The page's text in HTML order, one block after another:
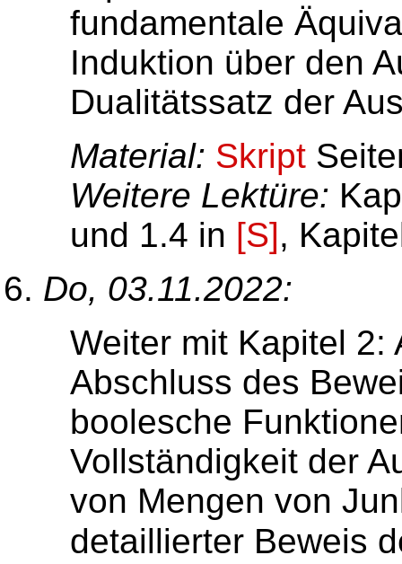
fundamentale
Induktion über den
Dualitätssatz der
Material: Skript
Weitere Lektüre:
und 1.4 in [S],
Do, 03.11.2022:
Weiter mit Kapitel 2:
Abschluss des
boolesche
Vollständigkeit der
von Mengen von
detaillierter Beweis